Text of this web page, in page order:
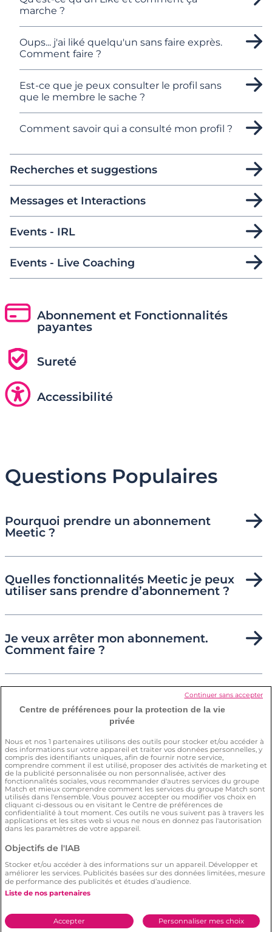
marche ?
Oups... j'ai liké quelqu'un sans faire exprès.
Comment faire ?
Est-ce que je peux consulter le profil sans
que le membre le sache ?
Comment savoir qui a consulté mon profil ?
Recherches et suggestions
Messages et Interactions
Events - IRL
Events - Live Coaching
Abonnement et Fonctionnalités
payantes
Sureté
Accessibilité
Questions Populaires
Pourquoi prendre un abonnement
Meetic ?
Quelles fonctionnalités Meetic je peux
utiliser sans prendre d’abonnement ?
Je veux arrêter mon abonnement.
Comment faire ?
Comment supprimer mon compte ?
Comment s’assurer de ma sécurité sur
le site ?
Conditions générales
Signaler un contenu illégal
Centre de préférences pour la protection de la vie
privée
Nous et nos 1 partenaires utilisons des outils pour stocker et/ou accéder à
des informations sur votre appareil et traiter vos données personnelles, y
compris des identifiants uniques, afin de fournir notre service,
comprendre comment il est utilisé, proposer des activités de marketing et
de la publicité personnalisée ou non personnalisée, activer des
fonctionnalités sociales, vous recommander d'autres services du groupe
Match et mieux comprendre comment les services du groupe Match sont
utilisés dans l'ensemble. Vous pouvez accepter ou modifier vos choix en
cliquant ci-dessous ou en visitant le Centre de préférences de
confidentialité à tout moment. Ces outils ne vous suivent pas à travers les
applications et les sites web si vous ne nous en donnez pas l'autorisation
dans les paramètres de votre appareil.
Objectifs de l'IAB
Stocker et/ou accéder à des informations sur un appareil. Développer et
améliorer les services. Publicités basées sur des données limitées, mesure
de performance des publicités et études d’audience.
Liste de nos partenaires
Personnaliser mes choix
Accepter
Continuer sans accepter